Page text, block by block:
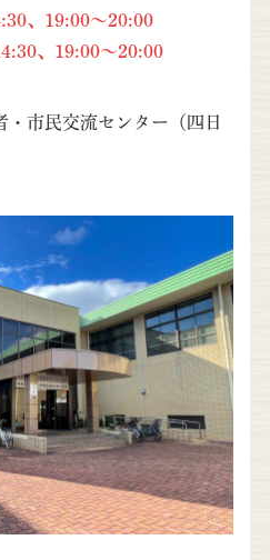
、19:00～20:00
、19:00～20:00
・市民交流センター（四日